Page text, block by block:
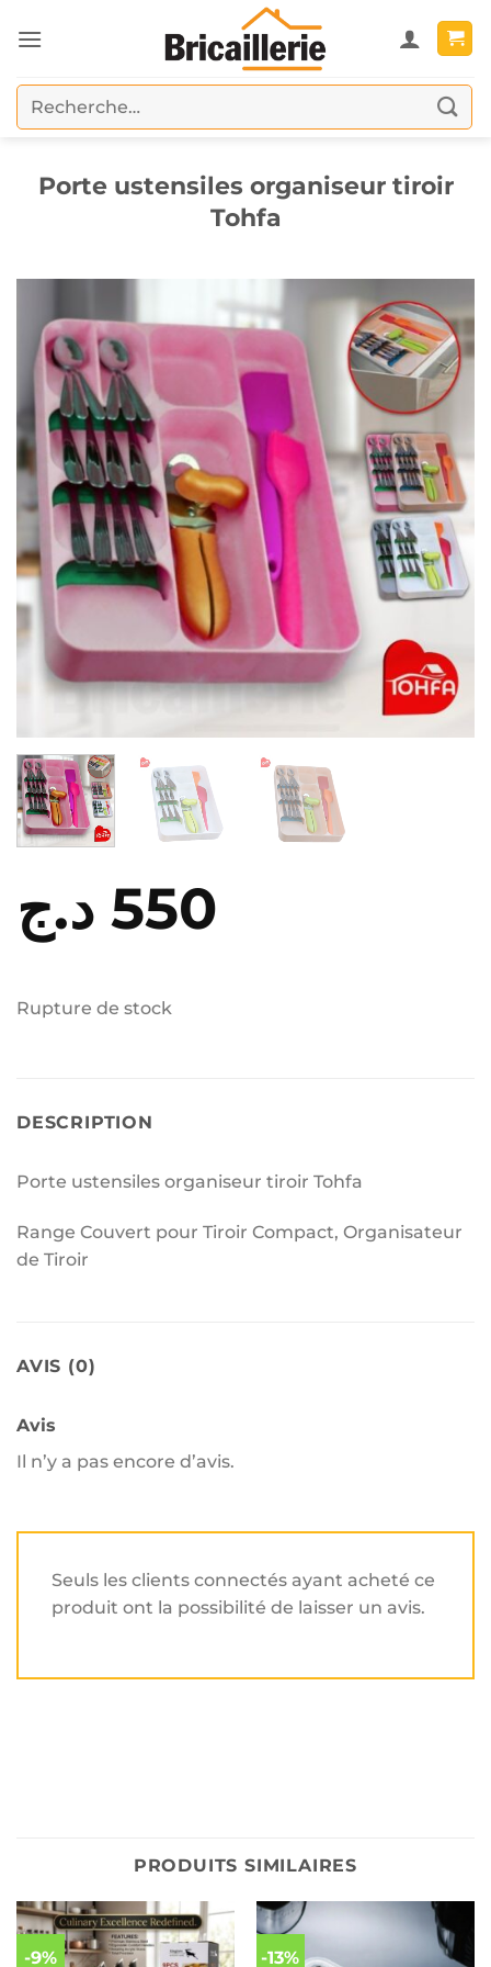
au
Recherche
pour :
Porte ustensiles organiseur tiroir
Tohfa
550 د.ج
Rupture de stock
DESCRIPTION
Porte ustensiles organiseur tiroir Tohfa
Range Couvert pour Tiroir Compact, Organisateur
de Tiroir
AVIS (0)
Avis
Il n’y a pas encore d’avis.
Seuls les clients connectés ayant acheté ce
produit ont la possibilité de laisser un avis.
PRODUITS SIMILAIRES
-9% -13%